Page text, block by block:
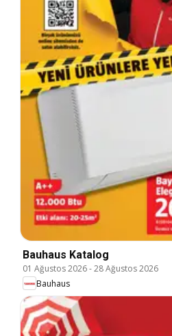
Bauhaus Katalog
01 Ağustos 2026-28 Ağustos 2026
Bauhaus